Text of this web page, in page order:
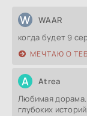
W WAAR
когда будет 9
МЕЧТАЮ О
A Atrea
Любимая
глубоких